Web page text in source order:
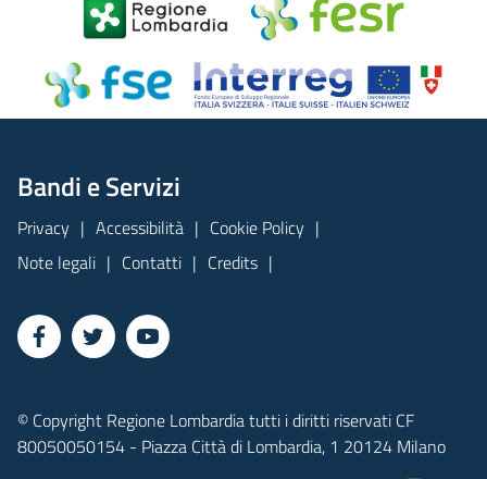
Bandi e Servizi
Privacy Accessibilità
Cookie Policy
Note legali
Contatti Credits
© Copyright Regione Lombardia tutti i diritti riservati CF
80050050154 - Piazza Città di Lombardia, 1 20124 Milano